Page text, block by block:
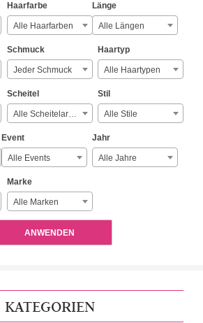
Haarfarbe
Alle Haarfarben
Länge
Alle Längen
Schmuck
Jeder Schmuck
Haartyp
Alle Haartypen
Scheitel
Alle Scheitelarten
Stil
Alle Stile
Event
Alle Events
Jahr
Alle Jahre
Marke
Alle Marken
ANWENDEN
KATEGORIEN